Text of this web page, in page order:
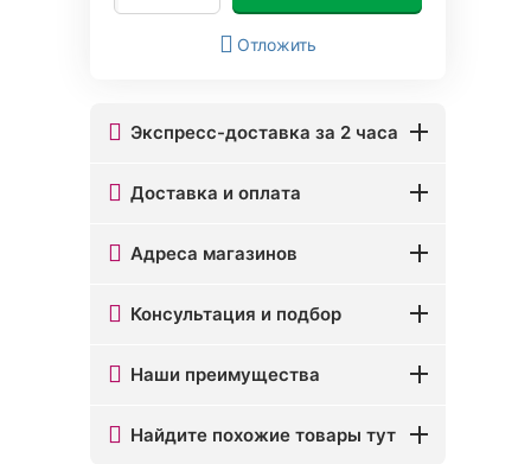
Отложить
Экспресс-доставка за 2 часа
Доставка и оплата
Адреса магазинов
Консультация и подбор
Наши преимущества
Найдите похожие товары тут